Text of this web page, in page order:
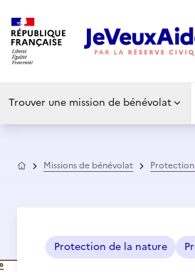
Trouver une mission de bénévolat
AccueilMissions de bénévolat
Protection de la nature